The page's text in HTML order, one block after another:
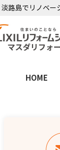
淡路島でリノベー
HOME